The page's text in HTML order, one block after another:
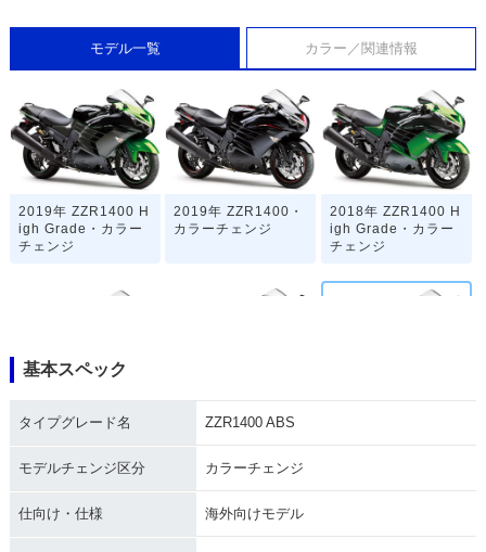
モデル一覧 カラー／関連情報
2019年 ZZR1400 H
igh Grade・カラー
チェンジ
2019年 ZZR1400・
カラーチェンジ
2018年 ZZR1400 H
igh Grade・カラー
チェンジ
カラーチェンジ
BS High Grade・カ
基本スペック
タイプグレード名 ZZR1400 ABS
モデルチェンジ区分 カラーチェンジ
仕向け・仕様 海外向けモデル